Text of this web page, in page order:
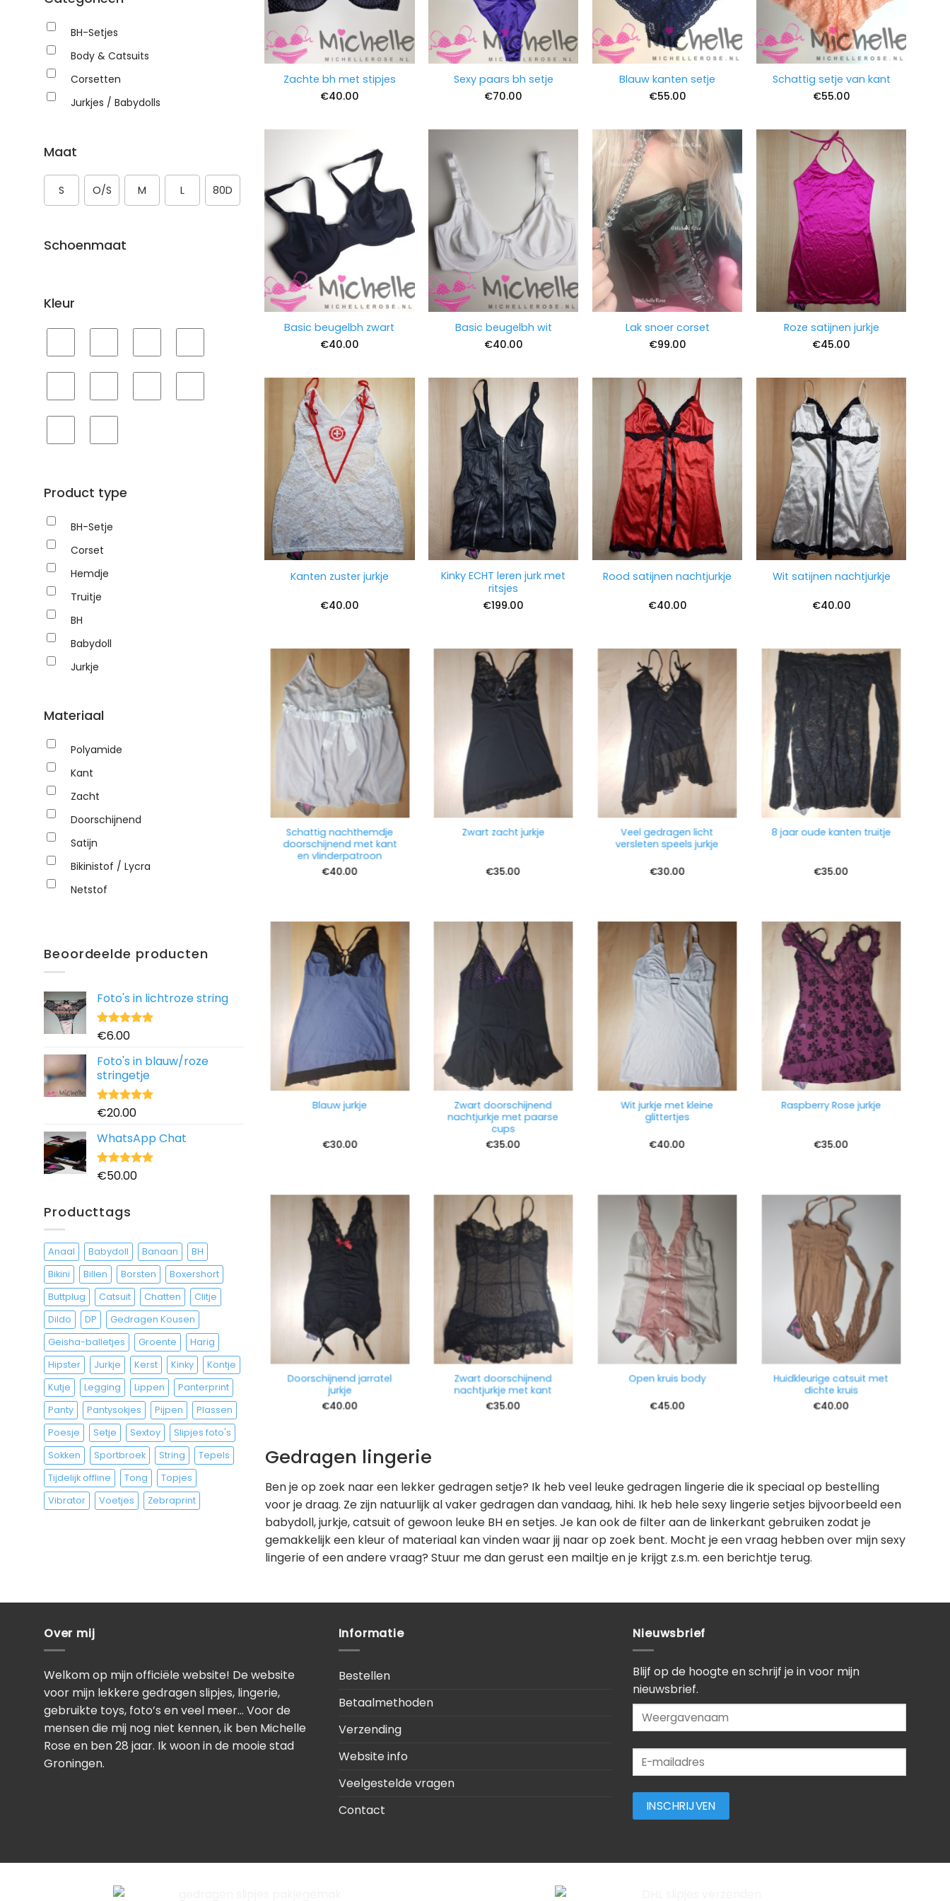
BH-Setjes
Body & Catsuits
Corsetten
Jurkjes / Babydolls
Maat
S O/S M L 80D
Schoenmaat
Kleur
Product type
BH-Setje
Corset
Hemdje
Truitje
BH
Babydoll
Jurkje
Catsuit
Materiaal
Polyamide
Kant
Zacht
Doorschijnend
Satijn
Bikinistof / Lycra
Netstof
Beoordeelde producten
Foto's in lichtroze string
Waardering
€6.00
Foto's in blauw/roze
stringetje
Waardering
€20.00
WhatsApp Chat
Waardering
€50.00
Producttags
Anaal Babydoll Banaan
BH
Bikini
Billen Borsten
Boxershort
Buttplug
Catsuit Chatten
Clitje
Dildo
DP
Gedragen Kousen
Geisha-balletjes
Groente
Harig
Hipster
Jurkje Kerst Kinky
Kontje
Kutje
Legging Lippen
Panterprint
Panty
Pantysokjes Pijpen
Plassen
Poesje
Setje Sextoy
Slipjes foto's
Sokken
Sportbroek String
Tepels
Tijdelijk offline
Tong
Topjes
Vibrator
Voetjes Zebraprint
Zachte bh met stipjes
€40.00
Sexy paars bh setje
€70.00
Blauw kanten setje
€55.00
Schattig setje van kant
€55.00
Basic beugelbh zwart
€40.00
Basic beugelbh wit
€40.00
Lak snoer corset
€99.00
Roze satijnen jurkje
€45.00
Kanten zuster jurkje
€40.00
Kinky ECHT leren jurk met
ritsjes
€199.00
Rood satijnen nachtjurkje
€40.00
Wit satijnen nachtjurkje
€40.00
Schattig nachthemdje
doorschijnend met kant
en vlinderpatroon
€40.00
Zwart zacht jurkje
€35.00
Veel gedragen licht
versleten speels jurkje
€30.00
8 jaar oude kanten truitje
€35.00
Blauw jurkje
€30.00
Zwart doorschijnend
nachtjurkje met paarse
cups
€35.00
Wit jurkje met kleine
glittertjes
€ 40.00
Raspberry Rose jurkje
€35.00
Doorschijnend jarratel
jurkje
€40.00
Zwart doorschijnend
nachtjurkje met kant
€35.00
Open kruis body
€45.00
Huidkleurige catsuit met
dichte kruis
€40.00
Gedragen lingerie
Ben je op zoek naar een lekker gedragen setje? Ik heb veel leuke gedragen lingerie die ik speciaal op bestelling
voor je draag. Ze zijn natuurlijk al vaker gedragen dan vandaag, hihi. Ik heb hele sexy lingerie setjes bijvoorbeeld een
babydoll, jurkje, catsuit of gewoon leuke BH en setjes. Je kan ook de filter aan de linkerkant gebruiken zodat je
gemakkelijk een kleur of materiaal kan vinden waar jij naar op zoek bent. Mocht je een vraag hebben over mijn sexy
lingerie of een andere vraag? Stuur me dan gerust een mailtje en je krijgt z.s.m. een berichtje terug.
Over mij
Welkom op mijn officiële website! De website
voor mijn lekkere gedragen slipjes, lingerie,
gebruikte toys, foto’s en veel meer… Voor de
mensen die mij nog niet kennen, ik ben Michelle
Rose en ben 28 jaar. Ik woon in de mooie stad
Groningen.
Informatie
Bestellen
Betaalmethoden
Verzending
Website info
Veelgestelde vragen
Contact
Nieuwsbrief
Blijf op de hoogte en schrijf je in voor mijn
nieuwsbrief.